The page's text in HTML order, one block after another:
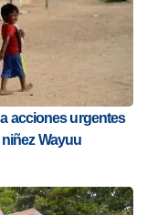
acciones urgentes
Wayuu